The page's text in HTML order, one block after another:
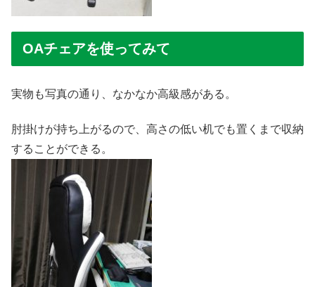
OAチェアを使ってみて
実物も写真の通り、なかなか高級感がある。
肘掛けが持ち上がるので、高さの低い机でも置くまで収納
することができる。